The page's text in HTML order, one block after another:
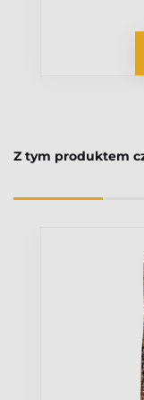
OPUBLIKUJ
Z tym produktem